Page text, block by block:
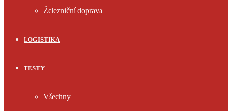
Železniční doprava
LOGISTIKA
TESTY
Všechny